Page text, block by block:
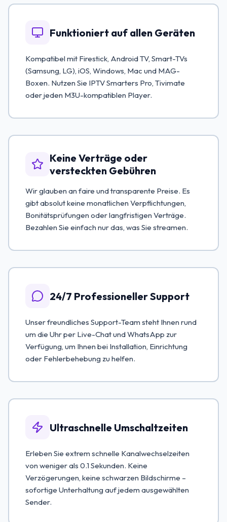
Funktioniert auf allen Geräten
Kompatibel mit Firestick, Android TV, Smart-TVs
(Samsung, LG), iOS, Windows, Mac und MAG-
Boxen. Nutzen Sie IPTV Smarters Pro, Tivimate
oder jeden M3U-kompatiblen Player.
Keine Verträge oder
versteckten Gebühren
Wir glauben an faire und transparente Preise. Es
gibt absolut keine monatlichen Verpflichtungen,
Bonitätsprüfungen oder langfristigen Verträge.
Bezahlen Sie einfach nur das, was Sie streamen.
24/7 Professioneller Support
Unser freundliches Support-Team steht Ihnen rund
um die Uhr per Live-Chat und WhatsApp zur
Verfügung, um Ihnen bei Installation, Einrichtung
oder Fehlerbehebung zu helfen.
Ultraschnelle Umschaltzeiten
Erleben Sie extrem schnelle Kanalwechselzeiten
von weniger als 0.1 Sekunden. Keine
Verzögerungen, keine schwarzen Bildschirme –
sofortige Unterhaltung auf jedem ausgewählten
Sender.